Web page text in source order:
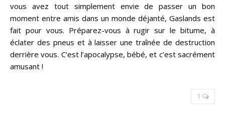
vous avez tout simplement envie de passer un bon
moment entre amis dans un monde déjanté, Gaslands est
fait pour vous. Préparez-vous à rugir sur le bitume, à
éclater des pneus et à laisser une traînée de destruction
derrière vous. C’est l’apocalypse, bébé, et c’est sacrément
amusant !
1